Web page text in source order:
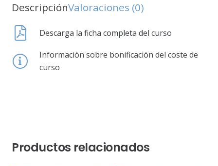
DescripciónValoraciones (0)
Descarga la ficha completa del curso
Información sobre bonificación del coste de
curso
Productos relacionados